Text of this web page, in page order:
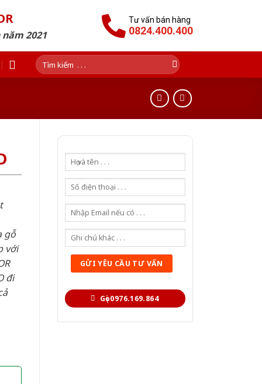
2021
Tư vấn bán hàng
0824.400.400
Tìm
kiếm:
Gọi 0976.169.864
gỗ
với
đi